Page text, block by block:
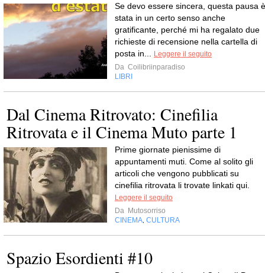
Se devo essere sincera, questa pausa è
stata in un certo senso anche
gratificante, perché mi ha regalato due
richieste di recensione nella cartella di
posta in...
Leggere il seguito
Da Coilibriinparadiso
LIBRI
Dal Cinema Ritrovato: Cinefilia
Ritrovata e il Cinema Muto parte 1
Prime giornate pienissime di
appuntamenti muti. Come al solito gli
articoli che vengono pubblicati su
cinefilia ritrovata li trovate linkati qui.
Leggere il seguito
Da Mutosorriso
CINEMA CULTURA
Spazio Esordienti #10